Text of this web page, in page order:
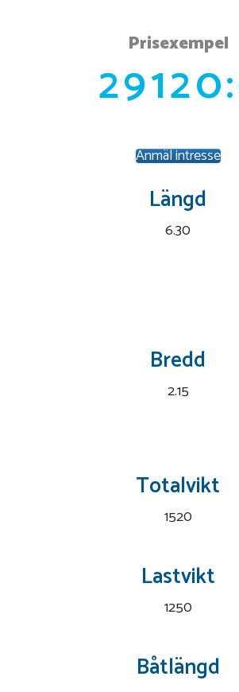
Prisexempel
Anmäl intresse
Längd
6.30
Bredd
2.15
Totalvikt
1520
Lastvikt
1250
Båtlängd